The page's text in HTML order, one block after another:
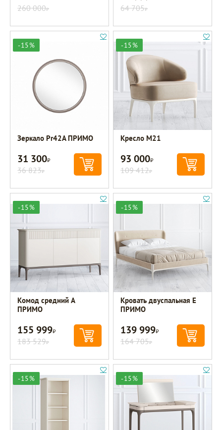
260 000Р 64 705Р
-15%
Зеркало Pr42A ПРИМО
31 300Р
36 823Р
-15%
Кресло M21
93 000Р
109 412Р
-15%
Комод средний A
ПРИМО
155 999Р
183 529Р
-15%
Кровать двуспальная E
ПРИМО
139 999Р
164 705Р
-15% -15%